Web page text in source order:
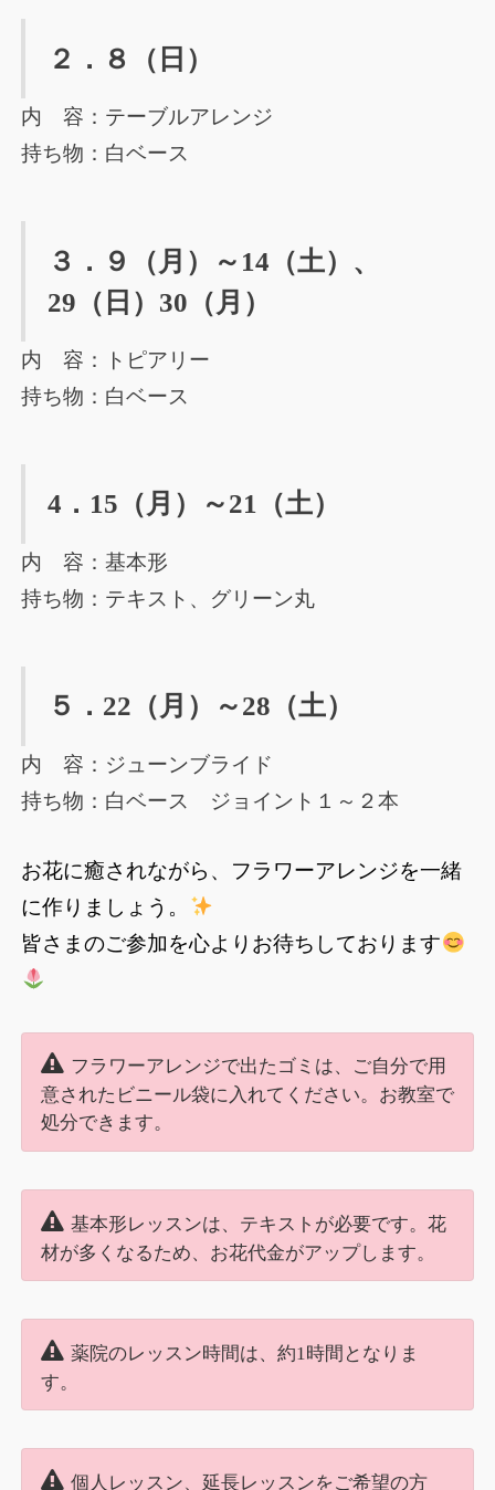
２．８（日）
内 容：テーブルアレンジ
持ち物：白ベース
３．９（月）～14（土）、
29（日）30（月）
内 容：トピアリー
持ち物：白ベース
4．15（月）～21（土）
内 容：基本形
持ち物：テキスト、グリーン丸
５．22（月）～28（土）
内 容：ジューンブライド
持ち物：白ベース ジョイント１～２本
お花に癒されながら、フラワーアレンジを一緒
に作りましょう。
皆さまのご参加を心よりお待ちしております
フラワーアレンジで出たゴミは、ご自分で用
意されたビニール袋に入れてください。お教室で
処分できます。
基本形レッスンは、テキストが必要です。花
材が多くなるため、お花代金がアップします。
薬院のレッスン時間は、約1時間となりま
す。
個人レッスン、延長レッスンをご希望の方